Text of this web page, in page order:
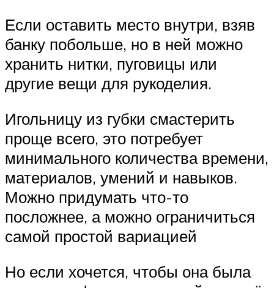
Если оставить место внутри, взяв
банку побольше, но в ней можно
хранить нитки, пуговицы или
другие вещи для рукоделия.
Игольницу из губки смастерить
проще всего, это потребует
минимального количества времени,
материалов, умений и навыков.
Можно придумать что-то
посложнее, а можно ограничиться
самой простой вариацией
Но если хочется, чтобы она была